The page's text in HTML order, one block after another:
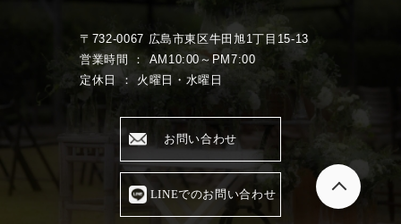
〒732-0067 広島市東区牛田旭1丁目15-13
営業時間 ： AM10:00～PM7:00
定休日 ： 火曜日・水曜日
お問い合わせ
LINEでのお問い合わせ